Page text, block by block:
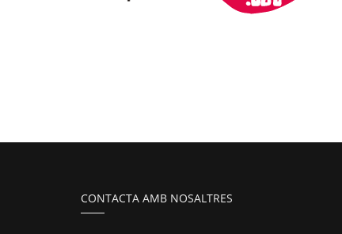
CONTACTA AMB NOSALTRES